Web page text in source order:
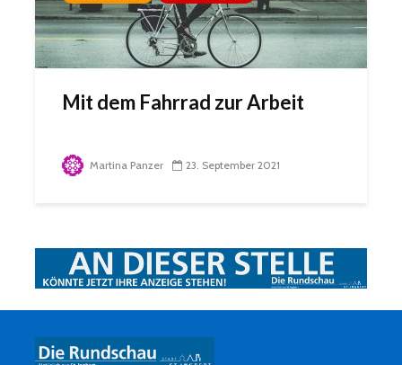
Mit dem Fahrrad zur Arbeit
Martina Panzer 23. September 2021